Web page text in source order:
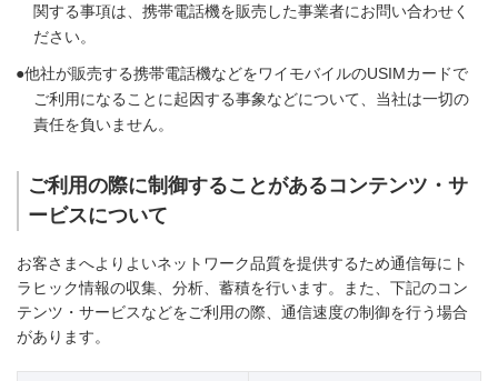
関する事項は、携帯電話機を販売した事業者にお問い合わせく
ださい。
他社が販売する携帯電話機などをワイモバイルのUSIMカードで
ご利用になることに起因する事象などについて、当社は一切の
責任を負いません。
ご利用の際に制御することがあるコンテンツ・サ
ービスについて
お客さまへよりよいネットワーク品質を提供するため通信毎にト
ラヒック情報の収集、分析、蓄積を行います。また、下記のコン
テンツ・サービスなどをご利用の際、通信速度の制御を行う場合
があります。